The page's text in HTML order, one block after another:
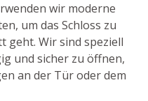
wir moderne
um das Schloss zu
geht. Wir sind speziell
und sicher zu öffnen,
an der Tür oder dem